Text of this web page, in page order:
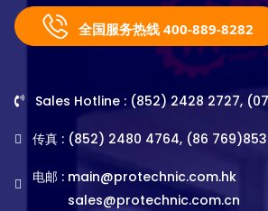
全国服务热线 400-889-8282
Sales Hotline : (852) 2428 2727,
传真 : (852) 2480 4764, (86
电邮 : main@protechnic.com.hk
sales@protechnic.com.cn